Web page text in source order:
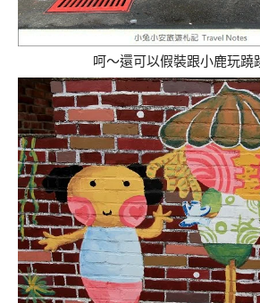
呵～還可以假裝跟小鹿玩蹺